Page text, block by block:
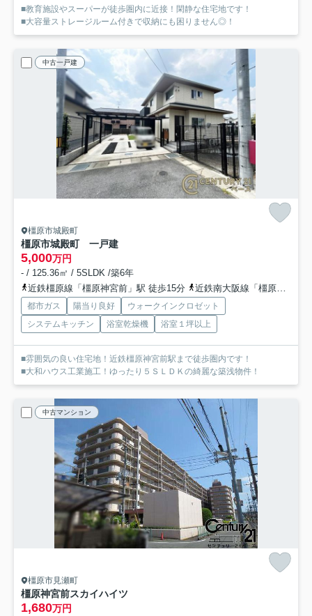
■教育施設やスーパーが徒歩圏内に近接！閑静な住宅地です！
■大容量ストレージルーム付きで収納にも困りません◎！
中古一戸建
橿原市城殿町
橿原市城殿町 一戸建
5,000万円
- / 125.36㎡ / 5SLDK /築6年
近鉄橿原線「橿原神宮前」駅 徒歩15分
近鉄南大阪線「橿原神宮前」駅 徒歩15分
都市ガス 陽当り良好
ウォークインクロゼット
システムキッチン
浴室乾燥機 浴室１坪以上
■雰囲気の良い住宅地！近鉄橿原神宮前駅まで徒歩圏内です！
■大和ハウス工業施工！ゆったり５ＳＬＤＫの綺麗な築浅物件！
中古マンション
橿原市見瀬町
橿原神宮前スカイハイツ
1,680万円